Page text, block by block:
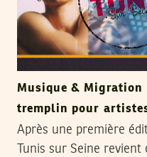
Musique & Migration
tremplin pour
Après une première
Tunis sur Seine